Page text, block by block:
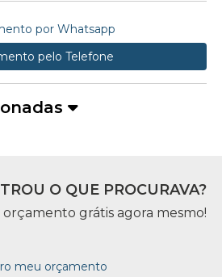
por Whatsapp
pelo Telefone
O QUE PROCURAVA?
orçamento grátis agora mesmo!
meu orçamento